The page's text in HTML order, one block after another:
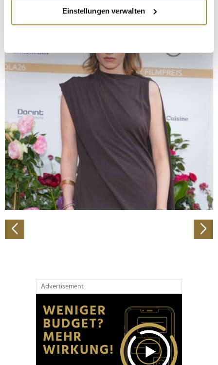
Informationen über Ihre geografische Lage
erfassen, welche bis auf einige Meter genau sein
bestimmten Merkmalen (Fingerprinting) identifizieren
Erfahren Sie mehr darüber, wie Ihre persönlichen Daten
verarbeitet werden, und legen Sie Ihre Präferenzen im
Abschnitt Einzelheiten
Wir verwenden Cookies, um Inhalte und Anzeigen zu
personalisieren, Funktionen für soziale Medien anbieten
zu können und die Zugriffe auf unsere Website zu
analysieren. Außerdem geben wir Informationen zu Ihrer
Verwendung unserer Website an unsere Partner für
soziale Medien, Werbung und Analysen weiter. Unsere
Partner führen diese Informationen möglicherweise mit
weiteren Daten zusammen, die Sie ihnen bereitgestellt
gesammelt haben.
Einstellungen verwalten
Advertisement